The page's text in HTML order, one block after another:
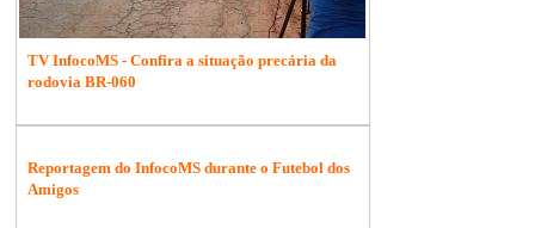
TV InfocoMS - Confira a situação precária da
rodovia BR-060
Reportagem do InfocoMS durante o Futebol dos
Amigos